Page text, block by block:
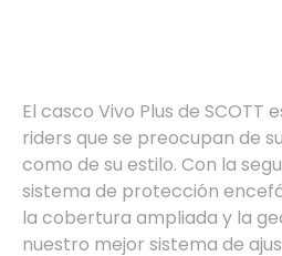
El casco Vivo Plus de SCOTT
riders que se preocupan de
como de su estilo. Con la
sistema de protección
la cobertura ampliada y la
nuestro mejor sistema de